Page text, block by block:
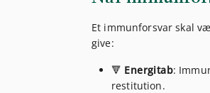
Et immunforsvar skal
give:
🔻 Energitab:
restitution.